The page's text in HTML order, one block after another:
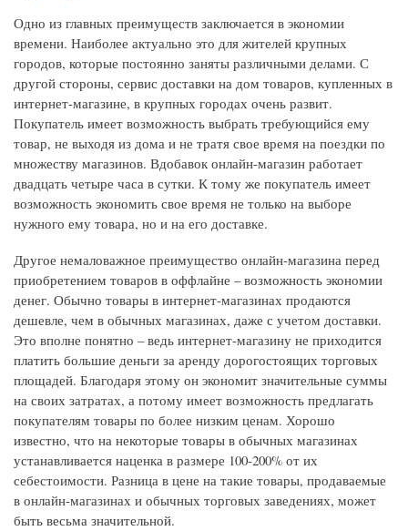
Одно из главных преимуществ заключается в экономии
времени. Наиболее актуально это для жителей крупных
городов, которые постоянно заняты различными делами. С
другой стороны, сервис доставки на дом товаров, купленных в
интернет-магазине, в крупных городах очень развит.
Покупатель имеет возможность выбрать требующийся ему
товар, не выходя из дома и не тратя свое время на поездки по
множеству магазинов. Вдобавок онлайн-магазин работает
двадцать четыре часа в сутки. К тому же покупатель имеет
возможность экономить свое время не только на выборе
нужного ему товара, но и на его доставке.
Другое немаловажное преимущество онлайн-магазина перед
приобретением товаров в оффлайне – возможность экономии
денег. Обычно товары в интернет-магазинах продаются
дешевле, чем в обычных магазинах, даже с учетом доставки.
Это вполне понятно – ведь интернет-магазину не приходится
платить большие деньги за аренду дорогостоящих торговых
площадей. Благодаря этому он экономит значительные суммы
на своих затратах, а потому имеет возможность предлагать
покупателям товары по более низким ценам. Хорошо
известно, что на некоторые товары в обычных магазинах
устанавливается наценка в размере 100-200% от их
себестоимости. Разница в цене на такие товары, продаваемые
в онлайн-магазинах и обычных торговых заведениях, может
быть весьма значительной.